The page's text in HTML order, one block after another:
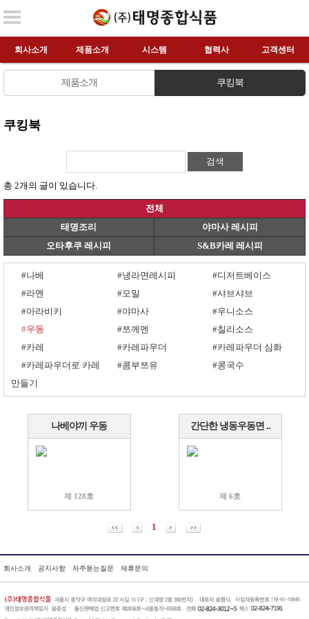
회사소개 제품소개 시스템 협력사 고객센터
제품소개 쿠킹북
쿠킹북
검색
총 2개의 글이 있습니다.
전체
태명조리
야마사 레시피
오타후쿠 레시피
S&B카레 레시피
#나베 #냉라면레시피
#디저트베이스
#라멘
#모밀
#샤브샤브
#아라비키
#야마사
#우니소스
#우동
#쯔께멘
#칠리소스
#카레
#카레파우더
#카레파우더 심화
#카레파우더로 카레
만들기
#콤부쯔유 #콩국수
나베야끼 우동
제 128호
간단한 냉동우동면 ..
제 6호
1
회사소개 공지사항 자주묻는질문 제휴문의